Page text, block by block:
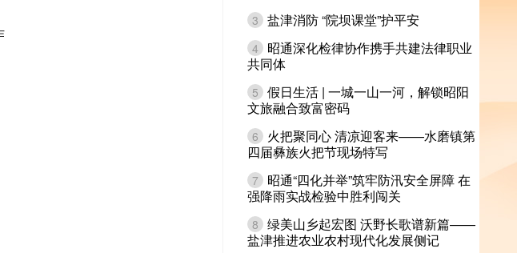
3 盐津消防 “院坝课堂”护平安
4
昭通深化检律协作携手共建法律职业
共同体
5 假日生活 | 一城一山一河，解锁昭阳
文旅融合致富密码
6
火把聚同心 清凉迎客来——水磨镇第
四届彝族火把节现场特写
7
昭通“四化并举”筑牢防汛安全屏障 在
强降雨实战检验中胜利闯关
8 绿美山乡起宏图 沃野长歌谱新篇——
盐津推进农业农村现代化发展侧记